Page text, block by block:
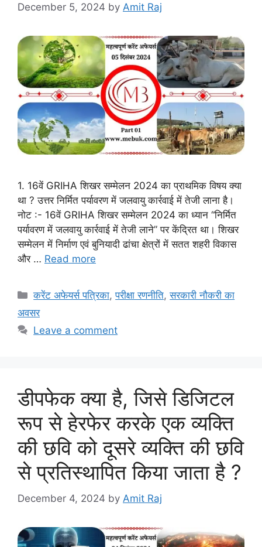
December 5, 2024 by Amit Raj
1. 16वें GRIHA शिखर सम्मेलन 2024 का प्राथमिक विषय क्या
था ? उत्तर निर्मित पर्यावरण में जलवायु कार्रवाई में तेजी लाना है।
नोट :- 16वें GRIHA शिखर सम्मेलन 2024 का ध्यान “निर्मित
पर्यावरण में जलवायु कार्रवाई में तेजी लाने” पर केंद्रित था। शिखर
सम्मेलन में निर्माण एवं बुनियादी ढांचा क्षेत्रों में सतत शहरी विकास
और … Read more
Categories
करेंट अफेयर्स पत्रिका,परीक्षा रणनीति,सरकारी नौकरी का
अवसर
Leave a comment
डीपफेक क्‍या है, जिसे डिजिटल
रूप से हेरफेर करके एक व्यक्ति
की छवि को दूसरे व्यक्ति की छवि
से प्रतिस्थापित किया जाता है ?
December 4, 2024 by Amit Raj